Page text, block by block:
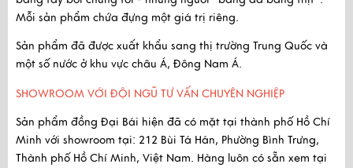
Mỗi sản phẩm chứa đựng một giá trị riêng.
Sản phẩm đã được xuất khẩu sang thị trường Trung Quốc và
một số nước ở khu vực châu Á, Đông Nam Á.
SHOWROOM VỚI ĐỘI NGŨ TƯ VẤN CHUYÊN NGHIỆP
Sản phẩm đồng Đại Bái hiện đã có mặt tại thành phố Hồ Chí
Minh với showroom tại: 212 Bùi Tá Hán, Phường Bình Trưng,
Thành phố Hồ Chí Minh, Việt Nam. Hàng luôn có sẵn xem tại